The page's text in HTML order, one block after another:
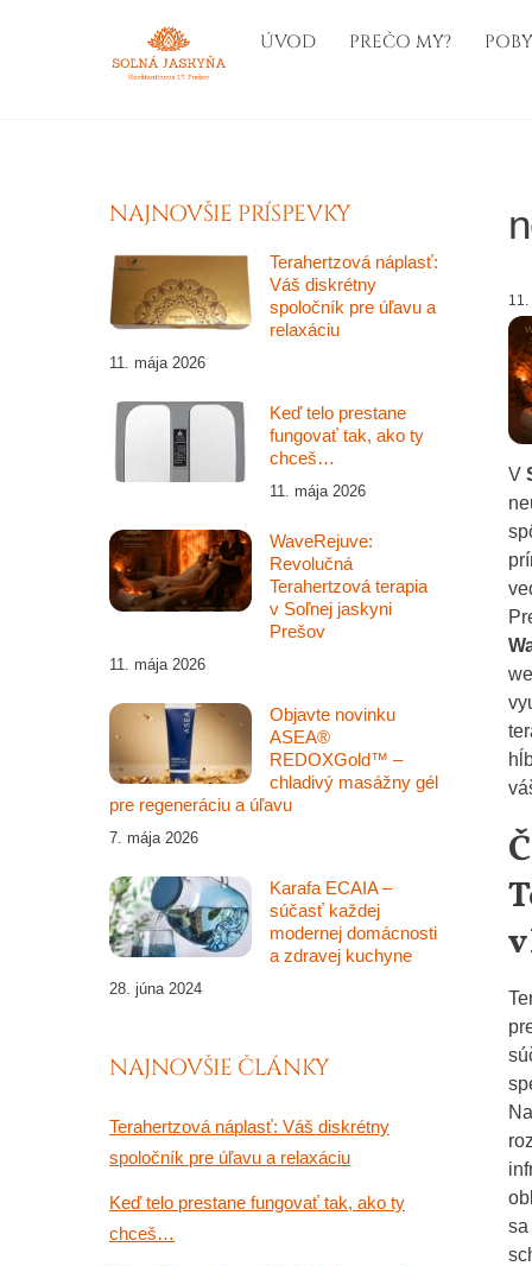
ÚVOD PREČO MY?
V
NAJNOVŠIE PRÍSPEVKY
Terahertzová náplasť:
Váš diskrétny
spoločník pre úľavu a
relaxáciu
11. mája 2026
Keď telo prestane
fungovať tak, ako ty
chceš…
11. mája 2026
WaveRejuve:
Revolučná
Terahertzová terapia
v Soľnej jaskyni
Prešov
11. mája 2026
Objavte novinku
ASEA®
REDOXGold™ –
chladivý masážny gél
pre regeneráciu a úľavu
7. mája 2026
Karafa ECAIA –
súčasť každej
modernej domácnosti
a zdravej kuchyne
28. júna 2024
NAJNOVŠIE ČLÁNKY
Terahertzová náplasť: Váš diskrétny
spoločník pre úľavu a relaxáciu
Keď telo prestane fungovať tak, ako ty
chceš…